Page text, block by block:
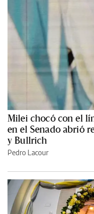
Milei chocó con el
en el Senado abrió
y Bullrich
Pedro Lacour